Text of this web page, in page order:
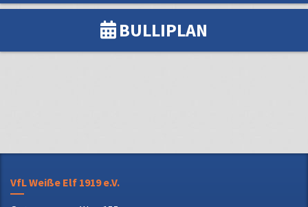
BULLIPLAN
VfL Weiße Elf 1919 e.V.